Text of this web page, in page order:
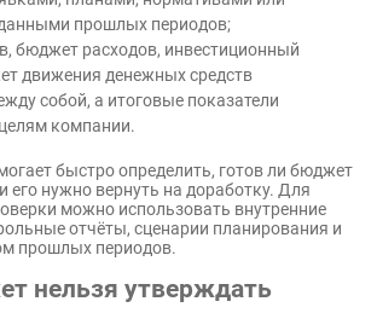
прошлых периодов;
бюджет расходов, инвестиционный
движения денежных средств
собой, а итоговые показатели
компании.
быстро определить, готов ли бюджет
его нужно вернуть на доработку. Для
можно использовать внутренние
отчёты, сценарии планирования и
прошлых периодов.
нельзя утверждать